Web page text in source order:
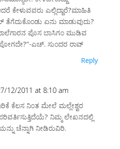
ಕೇಳುವವರು ಎಲ್ಲಿದ್ದಾರೆ?ಮಾಹಿತಿ
ತೆಗೆದುಕೊಂಡು ಏನು ಮಾಡುವುದು?
ಪೊಸ ಬಾಸಿಗಂ ಮುಡಿವ
ಎಚ್. ಸುಂದರ ರಾವ್
Reply
12/2011 at 8:10 am
ಕೆಲಸ ನಿ೦ತ ಮೇಲೆ ಮಲ್ಲೇಶ್ವರ
ನಿಮ್ಮ ಲೇಖನದಲ್ಲಿ
ಚೆನ್ನಾಗಿ ನೀಡಿರುವಿರಿ.